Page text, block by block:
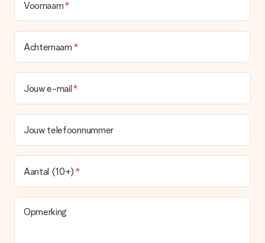
Voornaam
Achternaam
Jouw e-mail
Jouw telefoonnummer
Aantal (10+)
Opmerking